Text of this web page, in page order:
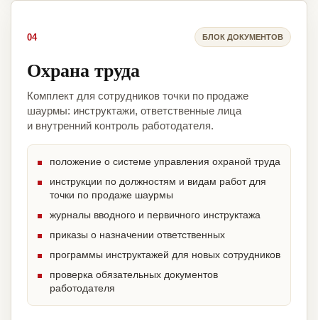
04 БЛОК ДОКУМЕНТОВ
Охрана труда
Комплект для сотрудников точки по продаже
шаурмы: инструктажи, ответственные лица
и внутренний контроль работодателя.
положение о системе управления охраной труда
инструкции по должностям и видам работ для
точки по продаже шаурмы
журналы вводного и первичного инструктажа
приказы о назначении ответственных
программы инструктажей для новых сотрудников
проверка обязательных документов
работодателя